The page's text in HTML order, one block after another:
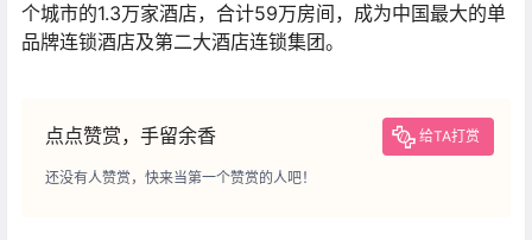
个城市的1.3万家酒店，合计59万房间，成为中国最大的单
品牌连锁酒店及第二大酒店连锁集团。
点点赞赏，手留余香 给TA打赏
还没有人赞赏，快来当第一个赞赏的人吧！